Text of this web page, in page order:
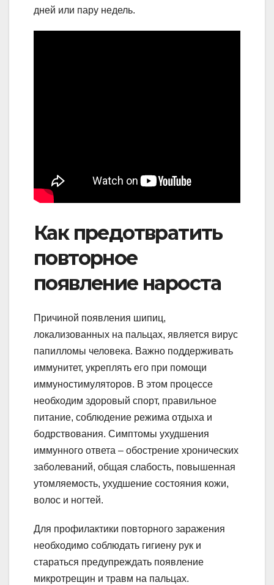
дней или пару недель.
Как предотвратить
повторное
появление нароста
Причиной появления шипиц,
локализованных на пальцах, является вирус
папилломы человека. Важно поддерживать
иммунитет, укреплять его при помощи
иммуностимуляторов. В этом процессе
необходим здоровый спорт, правильное
питание, соблюдение режима отдыха и
бодрствования. Симптомы ухудшения
иммунного ответа – обострение хронических
заболеваний, общая слабость, повышенная
утомляемость, ухудшение состояния кожи,
волос и ногтей.
Для профилактики повторного заражения
необходимо соблюдать гигиену рук и
стараться предупреждать появление
микротрещин и травм на пальцах.